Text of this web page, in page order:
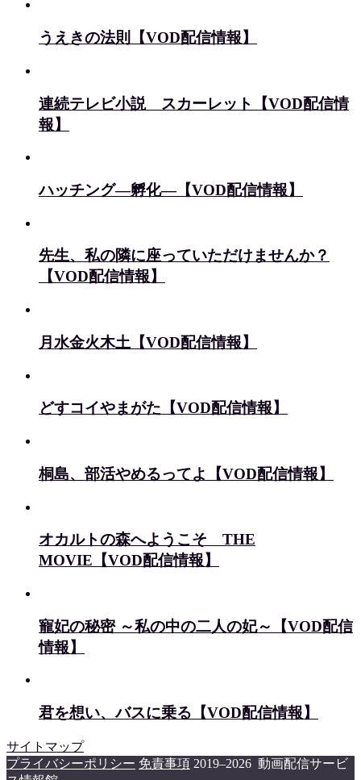
うえきの法則【VOD配信情報】
連続テレビ小説 スカーレット【VOD配信情
報】
ハッチング―孵化―【VOD配信情報】
先生、私の隣に座っていただけませんか？
【VOD配信情報】
月水金火木土【VOD配信情報】
どすコイやまがた【VOD配信情報】
桐島、部活やめるってよ【VOD配信情報】
オカルトの森へようこそ THE
MOVIE【VOD配信情報】
寵妃の秘密 ～私の中の二人の妃～【VOD配信
情報】
君を想い、バスに乗る【VOD配信情報】
サイトマップ
プライバシーポリシー 免責事項 2019–2026 動画配信サービ